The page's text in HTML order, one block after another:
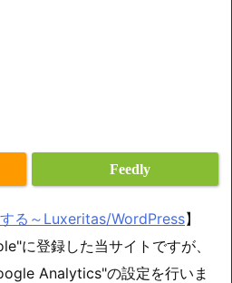
Feedly
る～Luxeritas/WordPress】
に登録した当サイトですが、
Analytics"の設定を行いま